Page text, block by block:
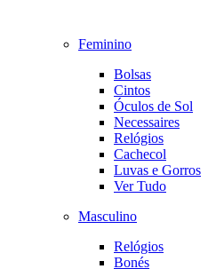
Feminino
Bolsas
Cintos
Óculos de Sol
Necessaires
Relógios
Cachecol
Luvas e Gorros
Ver Tudo
Masculino
Relógios
Bonés